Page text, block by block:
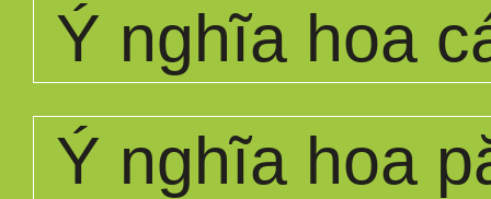
Ý nghĩa hoa
Ý nghĩa hoa